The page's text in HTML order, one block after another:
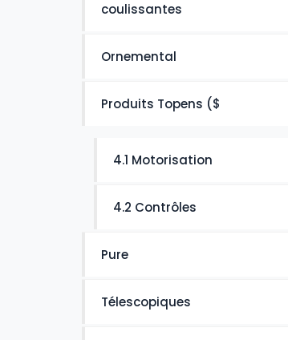
coulissantes
Ornemental
Produits Topens ($
4.1 Motorisation
4.2 Contrôles
Pure
Télescopiques